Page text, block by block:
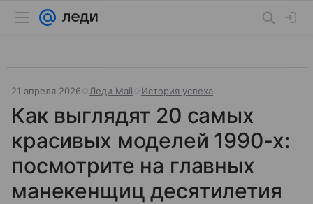
21 апреля 2026 Леди Mail История успеха
Как выглядят 20 самых
красивых моделей 1990-х:
посмотрите на главных
манекенщиц десятилетия